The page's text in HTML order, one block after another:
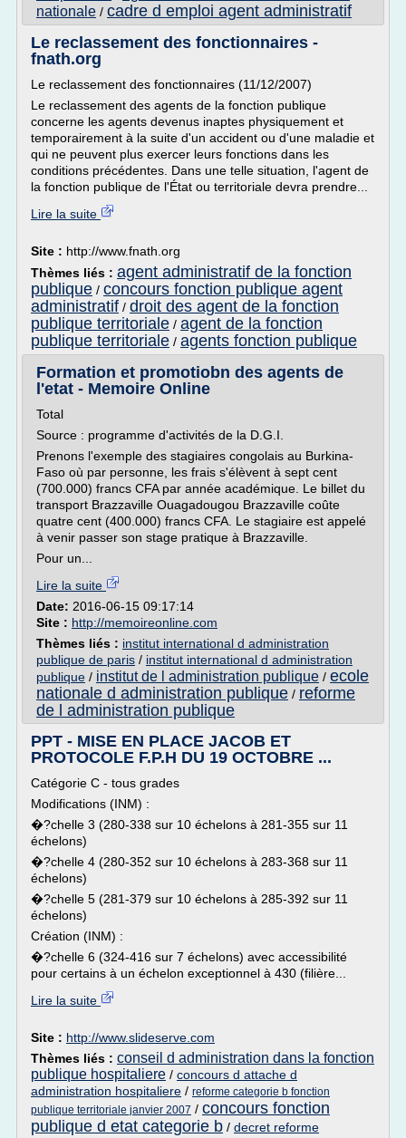
nationale / cadre d emploi agent administratif
Le reclassement des fonctionnaires -
fnath.org
Le reclassement des fonctionnaires (11/12/2007)
Le reclassement des agents de la fonction publique
concerne les agents devenus inaptes physiquement et
temporairement à la suite d'un accident ou d'une maladie et
qui ne peuvent plus exercer leurs fonctions dans les
conditions précédentes. Dans une telle situation, l'agent de
la fonction publique de l'État ou territoriale devra prendre...
Lire la suite
Site : http://www.fnath.org
Thèmes liés : agent administratif de la fonction
publique / concours fonction publique agent
administratif / droit des agent de la fonction
publique territoriale / agent de la fonction
publique territoriale / agents fonction publique
Formation et promotiobn des agents de
l'etat - Memoire Online
Total
Source : programme d'activités de la D.G.I.
Prenons l'exemple des stagiaires congolais au Burkina-
Faso où par personne, les frais s'élèvent à sept cent
(700.000) francs CFA par année académique. Le billet du
transport Brazzaville Ouagadougou Brazzaville coûte
quatre cent (400.000) francs CFA. Le stagiaire est appelé
à venir passer son stage pratique à Brazzaville.
Pour un...
Lire la suite
Date: 2016-06-15 09:17:14
Site : http://memoireonline.com
Thèmes liés : institut international d administration
publique de paris / institut international d administration
publique / institut de l administration publique / ecole
nationale d administration publique / reforme
de l administration publique
PPT - MISE EN PLACE JACOB ET
PROTOCOLE F.P.H DU 19 OCTOBRE ...
Catégorie C - tous grades
Modifications (INM) :
�?chelle 3 (280-338 sur 10 échelons à 281-355 sur 11
échelons)
�?chelle 4 (280-352 sur 10 échelons à 283-368 sur 11
échelons)
�?chelle 5 (281-379 sur 10 échelons à 285-392 sur 11
échelons)
Création (INM) :
�?chelle 6 (324-416 sur 7 échelons) avec accessibilité
pour certains à un échelon exceptionnel à 430 (filière...
Lire la suite
Site : http://www.slideserve.com
Thèmes liés : conseil d administration dans la fonction
publique hospitaliere / concours d attache d
administration hospitaliere / reforme categorie b fonction
publique territoriale janvier 2007 / concours fonction
publique d etat categorie b / decret reforme